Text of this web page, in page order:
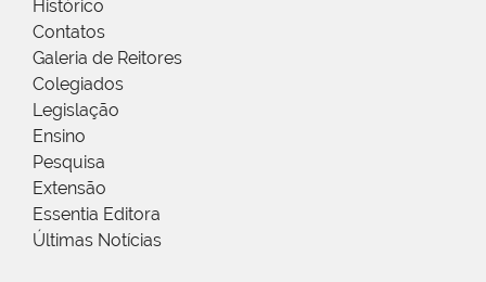
Histórico
Contatos
Galeria de Reitores
Colegiados
Legislação
Ensino
Pesquisa
Extensão
Essentia Editora
Últimas Notícias